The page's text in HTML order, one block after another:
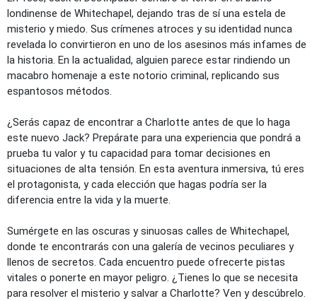
londinense de Whitechapel, dejando tras de sí una estela de
misterio y miedo. Sus crímenes atroces y su identidad nunca
revelada lo convirtieron en uno de los asesinos más infames de
la historia. En la actualidad, alguien parece estar rindiendo un
macabro homenaje a este notorio criminal, replicando sus
espantosos métodos.
¿Serás capaz de encontrar a Charlotte antes de que lo haga
este nuevo Jack? Prepárate para una experiencia que pondrá a
prueba tu valor y tu capacidad para tomar decisiones en
situaciones de alta tensión. En esta aventura inmersiva, tú eres
el protagonista, y cada elección que hagas podría ser la
diferencia entre la vida y la muerte.
Sumérgete en las oscuras y sinuosas calles de Whitechapel,
donde te encontrarás con una galería de vecinos peculiares y
llenos de secretos. Cada encuentro puede ofrecerte pistas
vitales o ponerte en mayor peligro. ¿Tienes lo que se necesita
para resolver el misterio y salvar a Charlotte? Ven y descúbrelo.